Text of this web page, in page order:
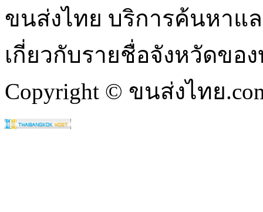
ขนส่งไทย บริการค้นหาแ
เกี่ยวกับรายชื่อจังหวัดขอ
Copyright © ขนส่งไทย